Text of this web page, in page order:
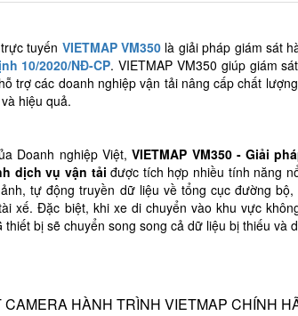
tuyến VIETMAP VM350 là giải pháp giám sát
10/2020/NĐ-CP. VIETMAP VM350 giúp giám
trợ các doanh nghiệp vận tải nâng cấp chất
hiệu quả.
Doanh nghiệp Việt,VIETMAP VM350 - Giải
dịch vụ vận tải được tích hợp nhiều tính năng
tự động truyền dữ liệu về tổng cục đường bộ,
xế. Đặc biệt, khi xe di chuyển vào khu vực
bị sẽ chuyển song song cả dữ liệu bị thiếu và
CAMERA HÀNH TRÌNH VIETMAP CHÍNH